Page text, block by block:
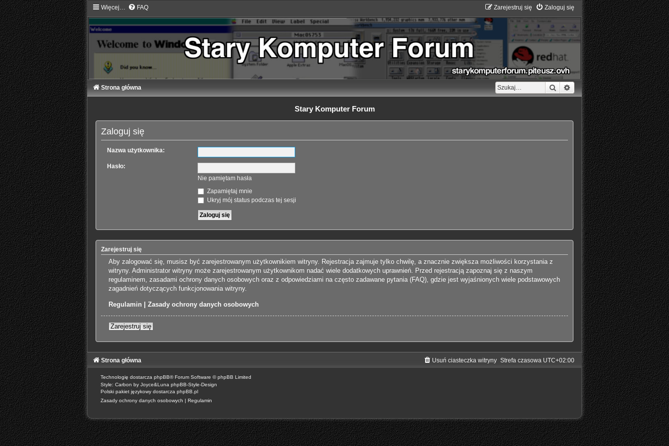
Więcej… FAQ Zaloguj się
Zarejestruj się
Szukaj Wyszukiwanie zaawansowane
Strona główna
Stary Komputer Forum
Zaloguj się
Nazwa użytkownika:
Hasło:
Nie pamiętam hasła
Zapamiętaj mnie
Ukryj mój status podczas tej sesji
Zarejestruj się
Aby zalogować się, musisz być zarejestrowanym użytkownikiem witryny. Rejestracja zajmuje tylko chwilę, a znacznie zwiększa możliwości korzystania z
witryny. Administrator witryny może zarejestrowanym użytkownikom nadać wiele dodatkowych uprawnień. Przed rejestracją zapoznaj się z naszym
regulaminem, zasadami ochrony danych osobowych oraz z odpowiedziami na często zadawane pytania (FAQ), gdzie jest wyjaśnionych wiele podstawowych
zagadnień dotyczących funkcjonowania witryny.
Regulamin | Zasady ochrony danych osobowych
Zarejestruj się
Strona główna Strefa czasowa UTC+02:00
Usuń ciasteczka witryny
Technologię dostarcza phpBB® Forum Software © phpBB Limited
Style: Carbon by Joyce&Luna phpBB-Style-Design
Polski pakiet językowy dostarcza phpBB.pl
Zasady ochrony danych osobowych | Regulamin